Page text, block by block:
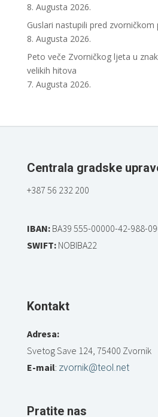
8. Augusta 2026.
Guslari nastupili pred zvorničkom
8. Augusta 2026.
Peto veče Zvorničkog ljeta u
velikih hitova
7. Augusta 2026.
Centrala gradske
+387 56 232 200
IBAN:BA39 555-00000-42-988-
SWIFT:NOBIBA22
Kontakt
Adresa:
Svetog Save 124, 75400 Zvornik
E-mail: zvornik@teol.net
Pratite nas